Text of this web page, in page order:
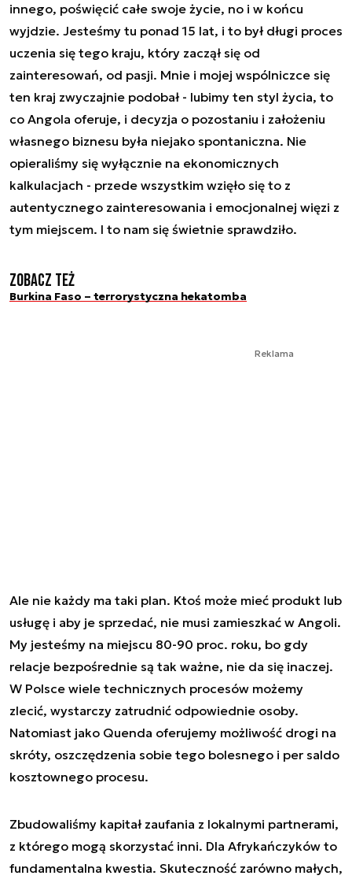
innego, poświęcić całe swoje życie, no i w końcu
wyjdzie. Jesteśmy tu ponad 15 lat, i to był długi proces
uczenia się tego kraju, który zaczął się od
zainteresowań, od pasji. Mnie i mojej wspólniczce się
ten kraj zwyczajnie podobał - lubimy ten styl życia, to
co Angola oferuje, i decyzja o pozostaniu i założeniu
własnego biznesu była niejako spontaniczna. Nie
opieraliśmy się wyłącznie na ekonomicznych
kalkulacjach - przede wszystkim wzięło się to z
autentycznego zainteresowania i emocjonalnej więzi z
tym miejscem. I to nam się świetnie sprawdziło.
Zobacz też
Burkina Faso – terrorystyczna hekatomba
Reklama
Ale nie każdy ma taki plan. Ktoś może mieć produkt lub
usługę i aby je sprzedać, nie musi zamieszkać w Angoli.
My jesteśmy na miejscu 80-90 proc. roku, bo gdy
relacje bezpośrednie są tak ważne, nie da się inaczej.
W Polsce wiele technicznych procesów możemy
zlecić, wystarczy zatrudnić odpowiednie osoby.
Natomiast jako Quenda oferujemy możliwość drogi na
skróty, oszczędzenia sobie tego bolesnego i per saldo
kosztownego procesu.
Zbudowaliśmy kapitał zaufania z lokalnymi partnerami,
z którego mogą skorzystać inni. Dla Afrykańczyków to
fundamentalna kwestia. Skuteczność zarówno małych,